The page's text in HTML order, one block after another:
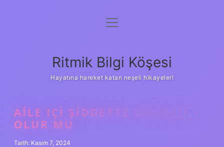
Anasayfa
Yasal Uyarı
menüyü
Ritmik Bilgi Köşesi
Hayatına hareket katan neşeli hikayeler!
AILE IÇI ŞIDDETTE UZLAŞMA
OLUR MU
Tarih: Kasım 7, 2024